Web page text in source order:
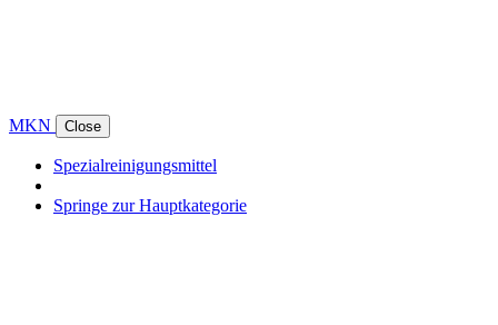
MKN Close
Spezialreinigungsmittel
Springe zur Hauptkategorie